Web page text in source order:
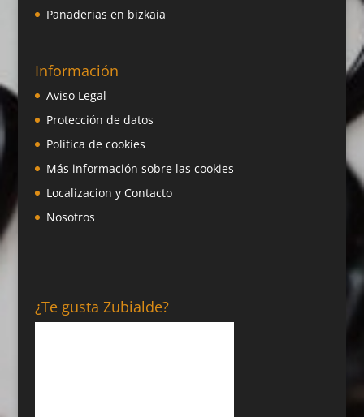
Panaderias en bizkaia
Información
Aviso Legal
Protección de datos
Política de cookies
Más información sobre las cookies
Localizacion y Contacto
Nosotros
¿Te gusta Zubialde?